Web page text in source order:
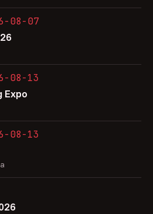
08-07
08-13
Expo
08-13